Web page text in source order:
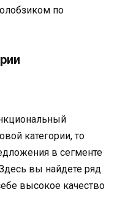
по
категории, то
в сегменте
вы найдете ряд
высокое качество